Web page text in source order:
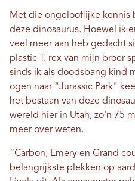
Met die ongelooflijke kennis
deze dinosaurus. Hoewel ik
veel meer aan heb gedacht
plastic T. rex van mijn broer
sinds ik als doodsbang kind
ogen naar "Jurassic Park"
het bestaan ​​van deze
wereld hier in Utah, zo'n 75
meer over weten.
“Carbon, Emery en Grand
belangrijkste plekken op